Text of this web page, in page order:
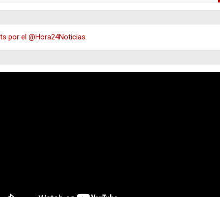
por el @Hora24Noticias.